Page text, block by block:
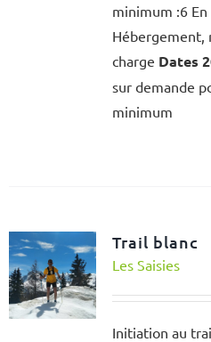
minimum :6
Hébergement,
charge Dates
sur demande
minimum
Trail blanc
Les Saisies
Initiation au